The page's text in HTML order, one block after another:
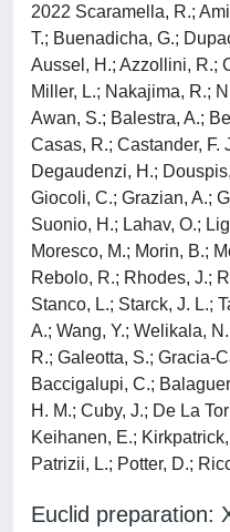
2022 Scaramella, R.;
T.; Buenadicha, G.;
Aussel, H.; Azzollini, R.;
Miller, L.; Nakajima, R.;
Awan, S.; Balestra, A.;
Casas, R.; Castander, F.
Degaudenzi, H.;
Giocoli, C.; Grazian, A.;
Suonio, H.; Lahav, O.;
Moresco, M.; Morin, B.;
Rebolo, R.; Rhodes, J.;
Stanco, L.; Starck, J. L.;
A.; Wang, Y.; Welikala,
R.; Galeotta, S.; Gracia-
Baccigalupi, C.;
H. M.; Cuby, J.; De La
Keihanen, E.;
Patrizii, L.; Potter, D.;
Euclid preparation: